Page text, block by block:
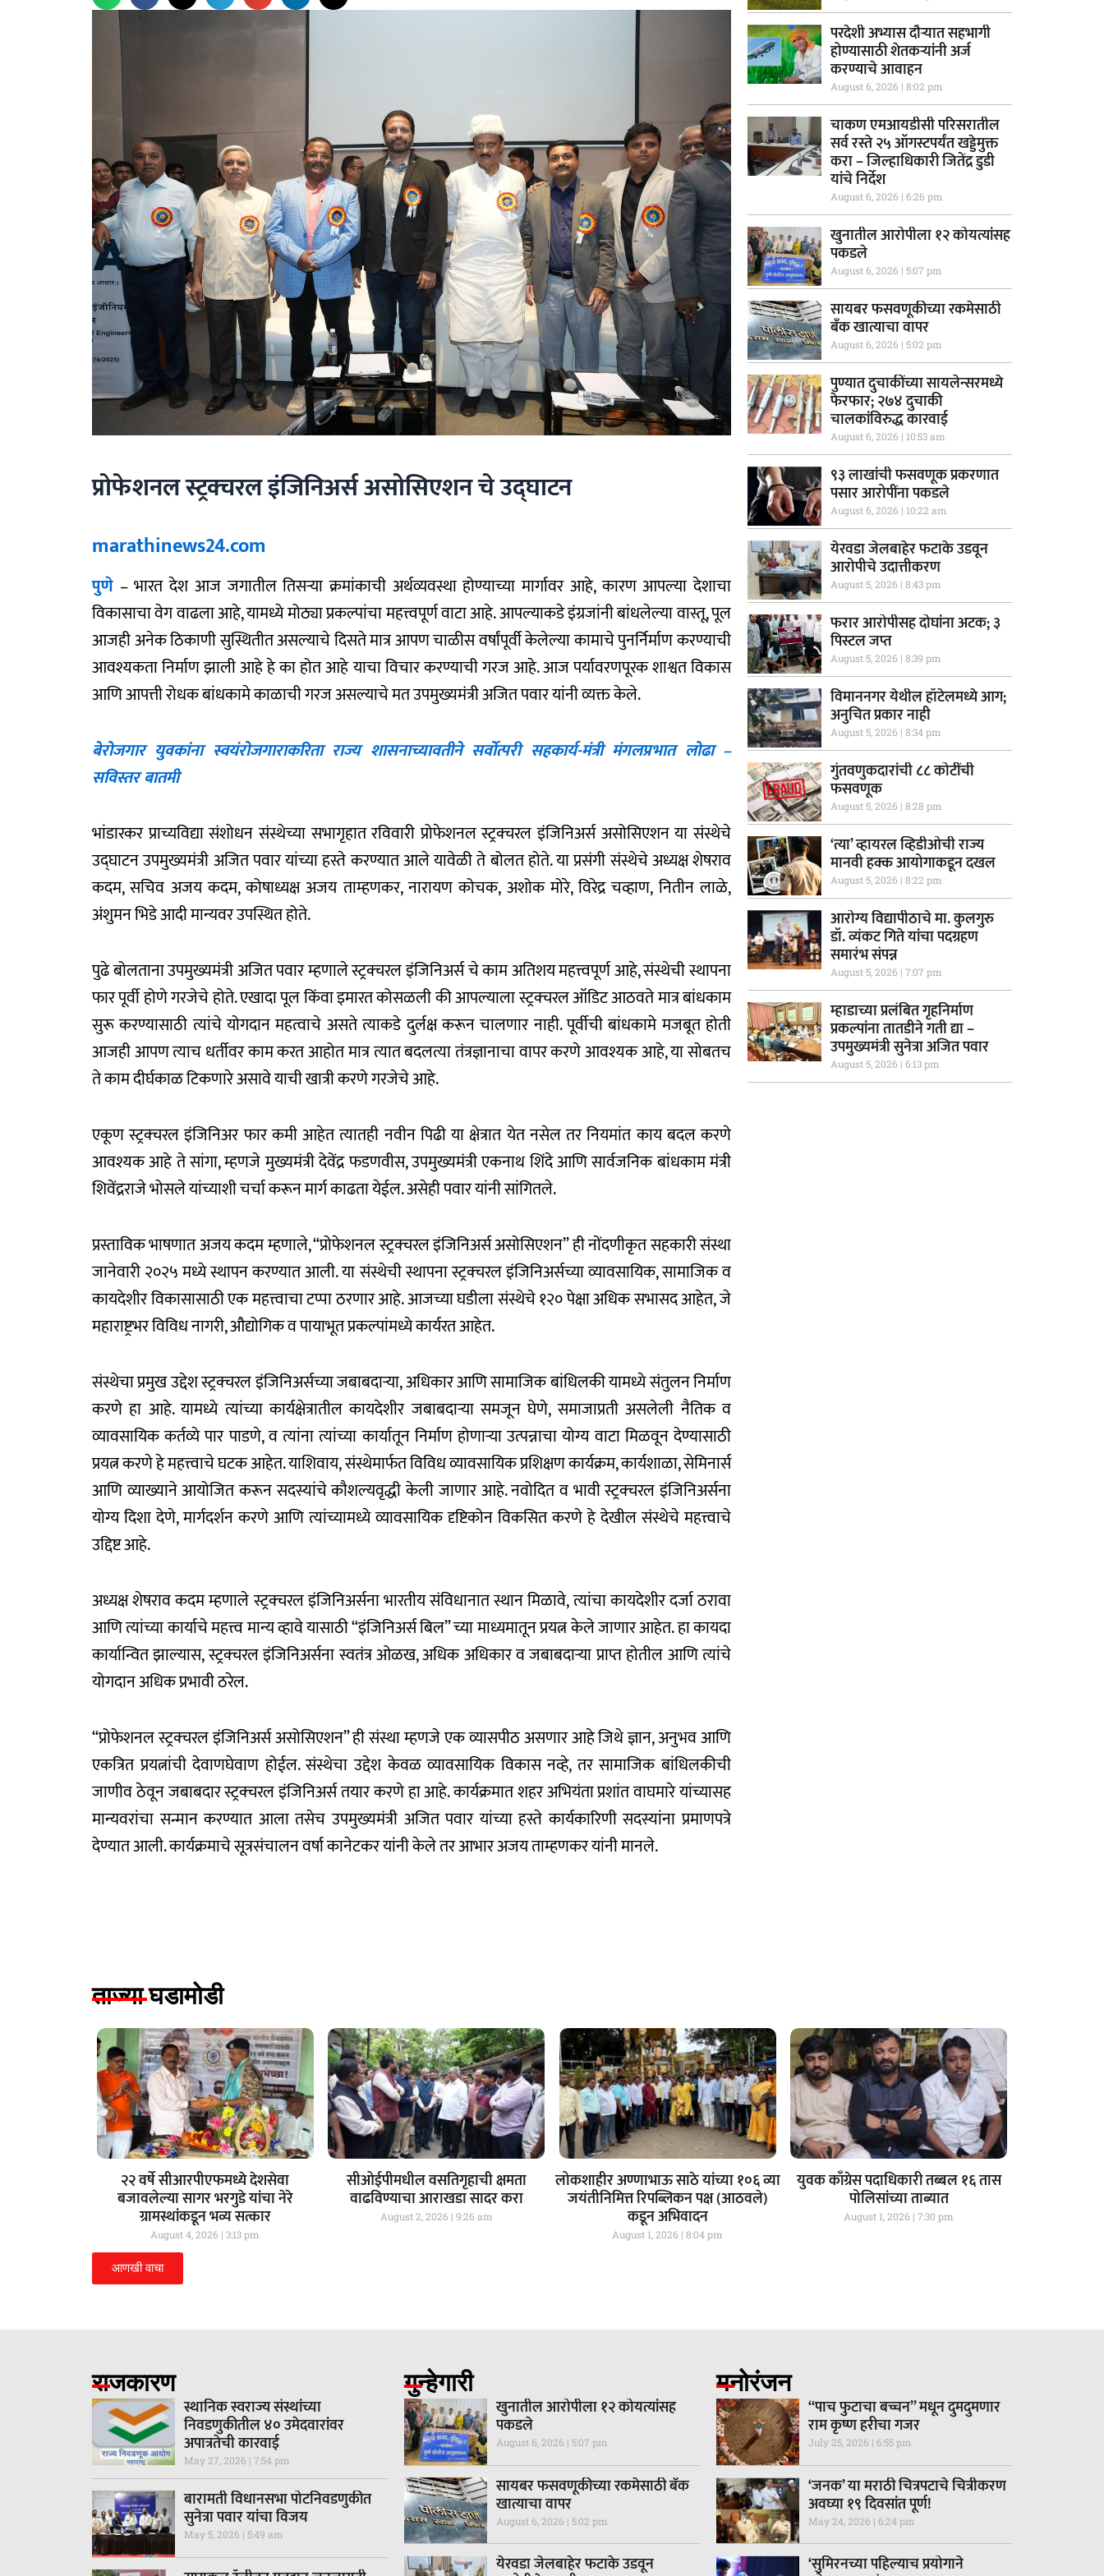
प्रोफेशनल स्ट्रक्चरल इंजिनिअर्स असोसिएशन चे उद्घाटन
marathinews24.com
पुणे – भारत देश आज जगातील तिसऱ्या क्रमांकाची अर्थव्यवस्था होण्याच्या मार्गावर आहे, कारण आपल्या देशाचा
विकासाचा वेग वाढला आहे, यामध्ये मोठ्या प्रकल्पांचा महत्त्वपूर्ण वाटा आहे. आपल्याकडे इंग्रजांनी बांधलेल्या वास्तू, पूल
आजही अनेक ठिकाणी सुस्थितीत असल्याचे दिसते मात्र आपण चाळीस वर्षांपूर्वी केलेल्या कामाचे पुनर्निर्माण करण्याची
आवश्यकता निर्माण झाली आहे हे का होत आहे याचा विचार करण्याची गरज आहे. आज पर्यावरणपूरक शाश्वत विकास
आणि आपत्ती रोधक बांधकामे काळाची गरज असल्याचे मत उपमुख्यमंत्री अजित पवार यांनी व्यक्त केले.
बेरोजगार युवकांना स्वयंरोजगाराकरिता राज्य शासनाच्यावतीने सर्वोत्परी सहकार्य-मंत्री मंगलप्रभात लोढा –
सविस्तर बातमी
भांडारकर प्राच्यविद्या संशोधन संस्थेच्या सभागृहात रविवारी प्रोफेशनल स्ट्रक्चरल इंजिनिअर्स असोसिएशन या संस्थेचे
उद्घाटन उपमुख्यमंत्री अजित पवार यांच्या हस्ते करण्यात आले यावेळी ते बोलत होते. या प्रसंगी संस्थेचे अध्यक्ष शेषराव
कदम, सचिव अजय कदम, कोषाध्यक्ष अजय ताम्हणकर, नारायण कोचक, अशोक मोरे, विरेद्र चव्हाण, नितीन लाळे,
अंशुमन भिडे आदी मान्यवर उपस्थित होते.
पुढे बोलताना उपमुख्यमंत्री अजित पवार म्हणाले स्ट्रक्चरल इंजिनिअर्स चे काम अतिशय महत्त्वपूर्ण आहे, संस्थेची स्थापना
फार पूर्वी होणे गरजेचे होते. एखादा पूल किंवा इमारत कोसळली की आपल्याला स्ट्रक्चरल ऑडिट आठवते मात्र बांधकाम
सुरू करण्यासाठी त्यांचे योगदान महत्वाचे असते त्याकडे दुर्लक्ष करून चालणार नाही. पूर्वीची बांधकामे मजबूत होती
आजही आपण त्याच धर्तीवर काम करत आहोत मात्र त्यात बदलत्या तंत्रज्ञानाचा वापर करणे आवश्यक आहे, या सोबतच
ते काम दीर्घकाळ टिकणारे असावे याची खात्री करणे गरजेचे आहे.
एकूण स्ट्रक्चरल इंजिनिअर फार कमी आहेत त्यातही नवीन पिढी या क्षेत्रात येत नसेल तर नियमांत काय बदल करणे
आवश्यक आहे ते सांगा, म्हणजे मुख्यमंत्री देवेंद्र फडणवीस, उपमुख्यमंत्री एकनाथ शिंदे आणि सार्वजनिक बांधकाम मंत्री
शिवेंद्रराजे भोसले यांच्याशी चर्चा करून मार्ग काढता येईल. असेही पवार यांनी सांगितले.
प्रस्ताविक भाषणात अजय कदम म्हणाले, “प्रोफेशनल स्ट्रक्चरल इंजिनिअर्स असोसिएशन” ही नोंदणीकृत सहकारी संस्था
जानेवारी २०२५ मध्ये स्थापन करण्यात आली. या संस्थेची स्थापना स्ट्रक्चरल इंजिनिअर्सच्या व्यावसायिक, सामाजिक व
कायदेशीर विकासासाठी एक महत्त्वाचा टप्पा ठरणार आहे. आजच्या घडीला संस्थेचे १२० पेक्षा अधिक सभासद आहेत, जे
महाराष्ट्रभर विविध नागरी, औद्योगिक व पायाभूत प्रकल्पांमध्ये कार्यरत आहेत.
संस्थेचा प्रमुख उद्देश स्ट्रक्चरल इंजिनिअर्सच्या जबाबदाऱ्या, अधिकार आणि सामाजिक बांधिलकी यामध्ये संतुलन निर्माण
करणे हा आहे. यामध्ये त्यांच्या कार्यक्षेत्रातील कायदेशीर जबाबदाऱ्या समजून घेणे, समाजाप्रती असलेली नैतिक व
व्यावसायिक कर्तव्ये पार पाडणे, व त्यांना त्यांच्या कार्यातून निर्माण होणाऱ्या उत्पन्नाचा योग्य वाटा मिळवून देण्यासाठी
प्रयत्न करणे हे महत्त्वाचे घटक आहेत. याशिवाय, संस्थेमार्फत विविध व्यावसायिक प्रशिक्षण कार्यक्रम, कार्यशाळा, सेमिनार्स
आणि व्याख्याने आयोजित करून सदस्यांचे कौशल्यवृद्धी केली जाणार आहे. नवोदित व भावी स्ट्रक्चरल इंजिनिअर्सना
योग्य दिशा देणे, मार्गदर्शन करणे आणि त्यांच्यामध्ये व्यावसायिक दृष्टिकोन विकसित करणे हे देखील संस्थेचे महत्त्वाचे
उद्दिष्ट आहे.
अध्यक्ष शेषराव कदम म्हणाले स्ट्रक्चरल इंजिनिअर्सना भारतीय संविधानात स्थान मिळावे, त्यांचा कायदेशीर दर्जा ठरावा
आणि त्यांच्या कार्याचे महत्त्व मान्य व्हावे यासाठी “इंजिनिअर्स बिल” च्या माध्यमातून प्रयत्न केले जाणार आहेत. हा कायदा
कार्यान्वित झाल्यास, स्ट्रक्चरल इंजिनिअर्सना स्वतंत्र ओळख, अधिक अधिकार व जबाबदाऱ्या प्राप्त होतील आणि त्यांचे
योगदान अधिक प्रभावी ठरेल.
“प्रोफेशनल स्ट्रक्चरल इंजिनिअर्स असोसिएशन” ही संस्था म्हणजे एक व्यासपीठ असणार आहे जिथे ज्ञान, अनुभव आणि
एकत्रित प्रयत्नांची देवाणघेवाण होईल. संस्थेचा उद्देश केवळ व्यावसायिक विकास नव्हे, तर सामाजिक बांधिलकीची
जाणीव ठेवून जबाबदार स्ट्रक्चरल इंजिनिअर्स तयार करणे हा आहे. कार्यक्रमात शहर अभियंता प्रशांत वाघमारे यांच्यासह
मान्यवरांचा सन्मान करण्यात आला तसेच उपमुख्यमंत्री अजित पवार यांच्या हस्ते कार्यकारिणी सदस्यांना प्रमाणपत्रे
देण्यात आली. कार्यक्रमाचे सूत्रसंचालन वर्षा कानेटकर यांनी केले तर आभार अजय ताम्हणकर यांनी मानले.
परदेशी अभ्यास दौऱ्यात सहभागी
होण्यासाठी शेतकऱ्यांनी अर्ज
करण्याचे आवाहन
August 6, 2026 8:02 pm
चाकण एमआयडीसी परिसरातील
सर्व रस्ते २५ ऑगस्टपर्यंत खड्डेमुक्त
करा – जिल्हाधिकारी जितेंद्र डुडी
यांचे निर्देश
August 6, 2026 6:26 pm
खुनातील आरोपीला १२ कोयत्यांसह
पकडले
August 6, 2026 5:07 pm
सायबर फसवणूकीच्या रकमेसाठी
बँक खात्याचा वापर
August 6, 2026 5:02 pm
पुण्यात दुचाकींच्या सायलेन्सरमध्ये
फेरफार; २७४ दुचाकी
चालकांविरुद्ध कारवाई
August 6, 2026 10:53 am
९३ लाखांची फसवणूक प्रकरणात
पसार आरोपींना पकडले
August 6, 2026 10:22 am
येरवडा जेलबाहेर फटाके उडवून
आरोपीचे उदात्तीकरण
August 5, 2026 8:43 pm
फरार आरोपीसह दोघांना अटक; ३
पिस्टल जप्त
August 5, 2026 8:39 pm
विमाननगर येथील हॉटेलमध्ये आग;
अनुचित प्रकार नाही
August 5, 2026 8:34 pm
गुंतवणुकदारांची ८८ कोटींची
फसवणूक
August 5, 2026 8:28 pm
‘त्या’ व्हायरल व्हिडीओची राज्य
मानवी हक्क आयोगाकडून दखल
August 5, 2026 8:22 pm
आरोग्य विद्यापीठाचे मा. कुलगुरु
डॉ. व्यंकट गिते यांचा पदग्रहण
समारंभ संपन्न
August 5, 2026 7:07 pm
म्हाडाच्या प्रलंबित गृहनिर्माण
प्रकल्पांना तातडीने गती द्या –
उपमुख्यमंत्री सुनेत्रा अजित पवार
August 5, 2026 6:13 pm
ताज्या घडामोडी
२२ वर्षे सीआरपीएफमध्ये देशसेवा
बजावलेल्या सागर भरगुडे यांचा नेरे
ग्रामस्थांकडून भव्य सत्कार
August 4, 2026 3:13 pm
सीओईपीमधील वसतिगृहाची क्षमता
वाढविण्याचा आराखडा सादर करा
August 2, 2026 9:26 am
लोकशाहीर अण्णाभाऊ साठे यांच्या १०६ व्या
जयंतीनिमित्त रिपब्लिकन पक्ष (आठवले)
कडून अभिवादन
August 1, 2026 8:04 pm
युवक काँग्रेस पदाधिकारी तब्बल १६ तास
पोलिसांच्या ताब्यात
August 1, 2026 7:30 pm
आणखी वाचा
राजकारण
स्थानिक स्वराज्य संस्थांच्या
निवडणुकीतील ४० उमेदवारांवर
अपात्रतेची कारवाई
May 27, 2026 7:54 pm
बारामती विधानसभा पोटनिवडणुकीत
सुनेत्रा पवार यांचा विजय
May 5, 2026 5:49 am
गुन्हेगारी
खुनातील आरोपीला १२ कोयत्यांसह
पकडले
August 6, 2026 5:07 pm
सायबर फसवणूकीच्या रकमेसाठी बँक
खात्याचा वापर
August 6, 2026 5:02 pm
येरवडा जेलबाहेर फटाके उडवून
मनोरंजन
“पाच फुटाचा बच्चन” मधून दुमदुमणार
राम कृष्ण हरीचा गजर
July 25, 2026 6:55 pm
‘जनक’ या मराठी चित्रपटाचे चित्रीकरण
अवघ्या १९ दिवसांत पूर्ण!
May 24, 2026 6:24 pm
‘सुमिरनच्या पहिल्याच प्रयोगाने